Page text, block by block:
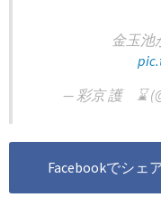
金玉池
— 彩京 護 ⌛️
Facebookでシェ